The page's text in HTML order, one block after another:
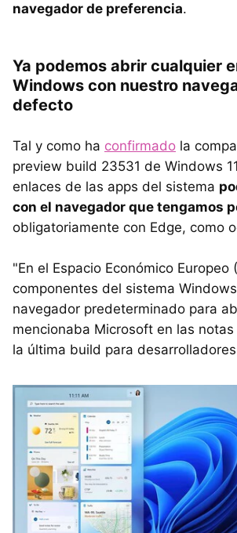
navegador de preferencia.
Ya podemos abrir cualquier
Windows con nuestro
defecto
Tal y como ha confirmado la
preview build 23531 de Windows
enlaces de las apps del sistema
con el navegador que tengamos
obligatoriamente con Edge, como
"En el Espacio Económico Europeo
componentes del sistema
navegador predeterminado para
mencionaba Microsoft en las
la última build para